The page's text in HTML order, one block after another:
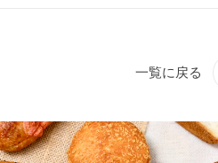
一覧に戻る